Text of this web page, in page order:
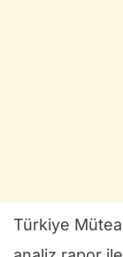
Türkiye